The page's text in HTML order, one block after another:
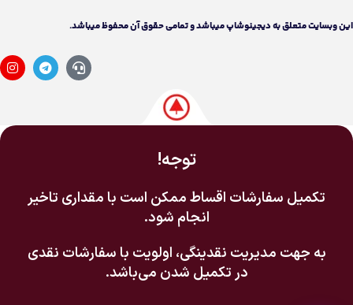
اين وبسايت متعلق به دیجینوشاپ ميباشد و تمامی حقوق آن محفوظ ميباشد.
توجه!
تکمیل سفارشات اقساط ممکن است با مقداری تاخیر
انجام شود.
به جهت مدیریت نقدینگی، اولویت با سفارشات نقدی
در تکمیل شدن می‌باشد.